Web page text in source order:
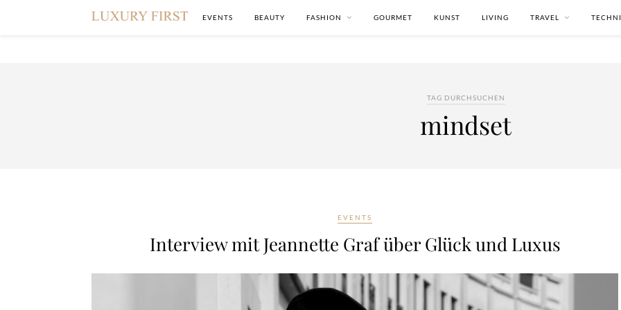
EVENTS BEAUTY FASHION GOURMET KUNST LIVING TRAVEL
TAG DURCHSUCHEN
mindset
EVENTS
Interview mit Jeannette Graf über Glück und Luxus